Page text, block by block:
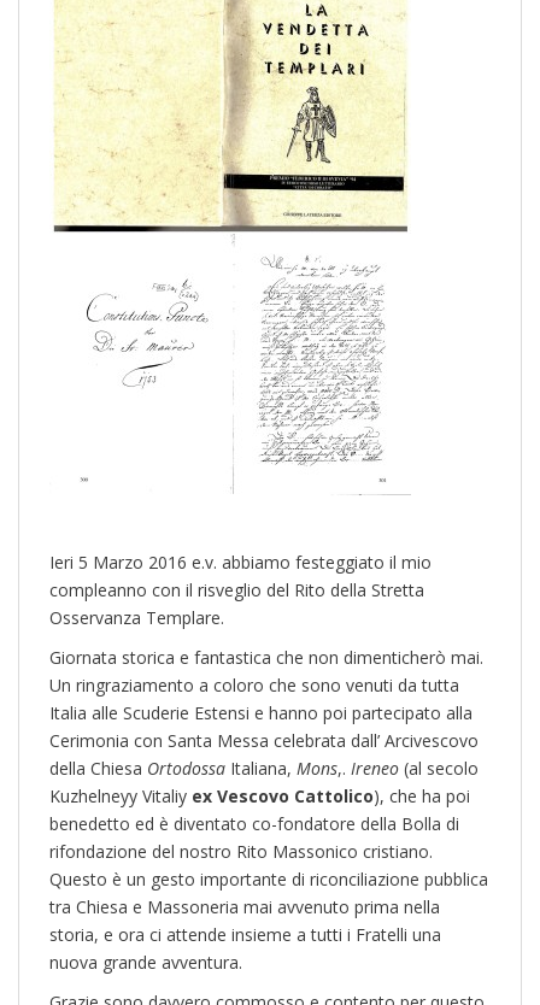
Ieri 5 Marzo 2016 e.v. abbiamo festeggiato il mio
compleanno con il risveglio del Rito della Stretta
Osservanza Templare.
Giornata storica e fantastica che non dimenticherò mai.
Un ringraziamento a coloro che sono venuti da tutta
Italia alle Scuderie Estensi e hanno poi partecipato alla
Cerimonia con Santa Messa celebrata dall’ Arcivescovo
della Chiesa Ortodossa Italiana, Mons,. Ireneo (al secolo
Kuzhelneyy Vitaliy ex Vescovo Cattolico), che ha poi
benedetto ed è diventato co-fondatore della Bolla di
rifondazione del nostro Rito Massonico cristiano.
Questo è un gesto importante di riconciliazione pubblica
tra Chiesa e Massoneria mai avvenuto prima nella
storia, e ora ci attende insieme a tutti i Fratelli una
nuova grande avventura.